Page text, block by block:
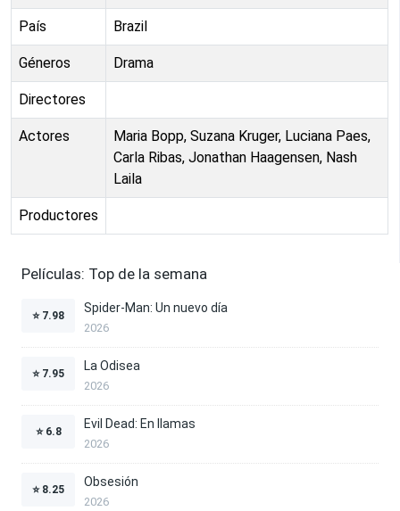
País Brazil
Géneros Drama
Directores
Actores
Maria Bopp, Suzana Kruger, Luciana Paes,
Carla Ribas, Jonathan Haagensen, Nash
Laila
Productores
Películas: Top de la semana
⭐ 7.98
Spider-Man: Un nuevo día
2026
⭐ 7.95
La Odisea
2026
⭐ 6.8
Evil Dead: En llamas
2026
⭐ 8.25
Obsesión
2026